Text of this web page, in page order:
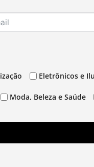
Eletrônicos e
Moda, Beleza e Saúde